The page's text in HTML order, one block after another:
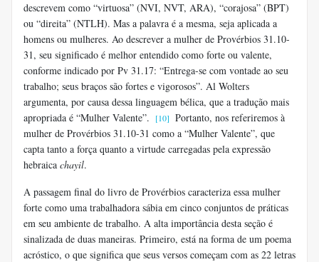
descrevem como “virtuosa” (NVI, NVT, ARA), “corajosa” (BPT)
ou “direita” (NTLH). Mas a palavra é a mesma, seja aplicada a
homens ou mulheres. Ao descrever a mulher de Provérbios 31.10-
31, seu significado é melhor entendido como forte ou valente,
conforme indicado por Pv 31.17: “Entrega-se com vontade ao seu
trabalho; seus braços são fortes e vigorosos”. Al Wolters
argumenta, por causa dessa linguagem bélica, que a tradução mais
apropriada é “Mulher Valente”.
[10] Portanto, nos referiremos à
mulher de Provérbios 31.10-31 como a “Mulher Valente”, que
capta tanto a força quanto a virtude carregadas pela expressão
hebraica chayil.
A passagem final do livro de Provérbios caracteriza essa mulher
forte como uma trabalhadora sábia em cinco conjuntos de práticas
em seu ambiente de trabalho. A alta importância desta seção é
sinalizada de duas maneiras. Primeiro, está na forma de um poema
acróstico, o que significa que seus versos começam com as 22 letras